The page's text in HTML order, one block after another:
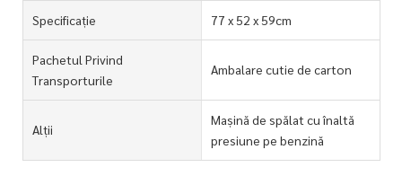
Specificație 77 x 52 x 59cm
Pachetul Privind
Transporturile
Ambalare cutie de carton
Alții
Mașină de spălat cu înaltă
presiune pe benzină